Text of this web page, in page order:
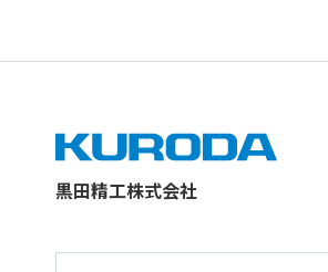
黒田精工株式会社